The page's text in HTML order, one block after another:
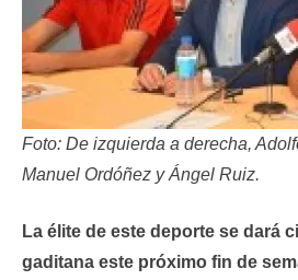
Foto: De izquierda a derecha,
Manuel Ordóñez y Ángel Ruiz.
La élite de este deporte se dará
gaditana este próximo fin de